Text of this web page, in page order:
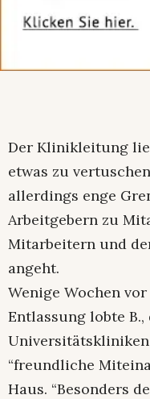
Der Klinikleitung
etwas zu
allerdings enge
Arbeitgebern zu
Mitarbeitern und
angeht.
Wenige Wochen
Entlassung lobte
“freundliche
Haus. “Besonders